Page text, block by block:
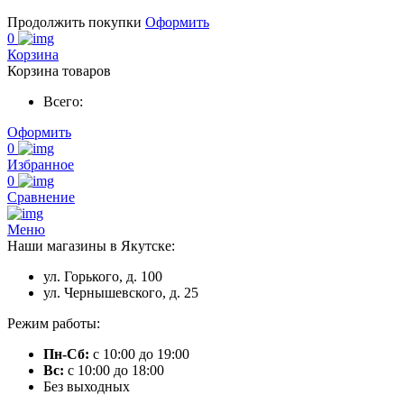
Продолжить покупки Оформить
0
Корзина
Корзина товаров
Всего:
Оформить
0
Избранное
0
Сравнение
Меню
Наши магазины в Якутске:
ул. Горького, д. 100
ул. Чернышевского, д. 25
Режим работы:
Пн-Сб: с 10:00 до 19:00
Вс: с 10:00 до 18:00
Без выходных